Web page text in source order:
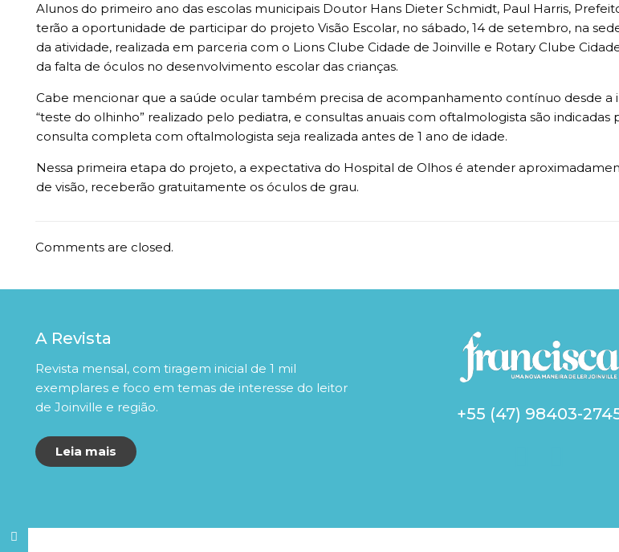
Alunos do primeiro ano das escolas municipais Doutor Hans Dieter Schmidt, Paul Harris,
terão a oportunidade de participar do projeto Visão Escolar, no sábado, 14 de setembro, na
da atividade, realizada em parceria com o Lions Clube Cidade de Joinville e Rotary Clube
da falta de óculos no desenvolvimento escolar das crianças.
Cabe mencionar que a saúde ocular também precisa de acompanhamento contínuo desde a
“teste do olhinho” realizado pelo pediatra, e consultas anuais com oftalmologista são
consulta completa com oftalmologista seja realizada antes de 1 ano de idade.
Nessa primeira etapa do projeto, a expectativa do Hospital de Olhos é atender
de visão, receberão gratuitamente os óculos de grau.
Comments are closed.
A Revista
Revista mensal, com tiragem inicial de 1 mil
exemplares e foco em temas de interesse do leitor
de Joinville e região.
Leia mais
+55 (47) 98403-